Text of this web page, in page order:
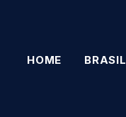
HOME BRASIL